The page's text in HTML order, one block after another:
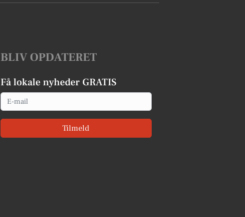
BLIV OPDATERET
Få lokale nyheder GRATIS
Email
Tilmeld